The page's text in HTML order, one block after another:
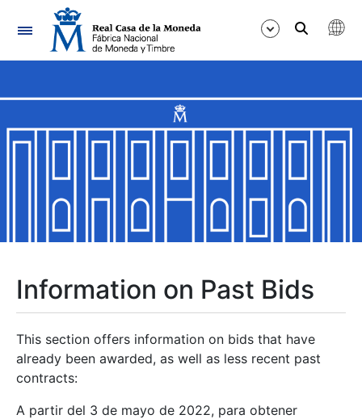
Navigation
Show/Hide
Show/Hide
Show/Hide
Show/Hide
Information on Past Bids
This section offers information on bids that have
already been awarded, as well as less recent past
contracts:
A partir del 3 de mayo de 2022, para obtener